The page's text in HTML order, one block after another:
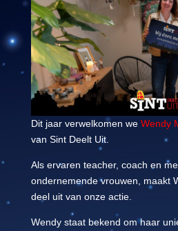
Dit jaar verwelkomen we Wendy
van Sint Deelt Uit.
Als ervaren teacher, coach en
ondernemende vrouwen, maakt
deel uit van onze actie.
Wendy staat bekend om haar